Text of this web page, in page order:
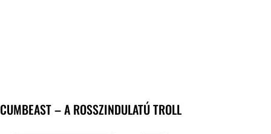
CUMBEAST – A ROSSZINDULATÚ TROLL